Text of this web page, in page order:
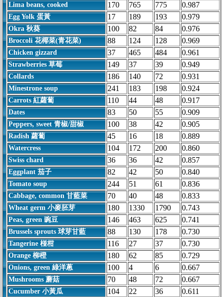
Lima beans, cooked 170 765 775 0.987
Egg Yolk 蛋黃 17 189 193 0.979
Okra 秋葵 100 82 84 0.976
Broccoli 花椰菜(青花菜) 88 124 128 0.969
Chicken gizzard 37 465 484 0.961
Strawberries 草莓 149 37 39 0.949
Collards 186 140 72 0.931
Minestrone soup 241 183 198 0.924
Carrots 紅蘿蔔 110 44 48 0.917
Dates 83 50 55 0.909
Peppers, sweet 青椒/甜椒 100 38 42 0.905
Radish 蘿蔔 45 16 18 0.889
Watercress 104 172 200 0.860
Swiss chard 36 36 42 0.857
Eggplant 茄子 82 42 50 0.840
Tomato soup 244 51 61 0.836
Cabbage, common 甘藍菜 70 40 48 0.833
Wheat germ 小麥胚芽 180 1330 1790 0.743
Peas, green 豌豆 146 463 625 0.741
Brussels sprouts 球芽甘藍 88 130 178 0.730
Tangerine 椪柑 116 27 37 0.730
Orange 柳橙 180 62 85 0.729
Onions, green 綠洋蔥 100 4 6 0.667
Mushrooms 蘑菇 70 48 72 0.667
Cucumber 小黃瓜 104 22 36 0.611